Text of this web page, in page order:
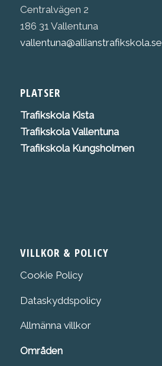
Centralvägen 2
186 31 Vallentuna
vallentuna@allianstrafikskola.se
PLATSER
Trafikskola Kista
Trafikskola Vallentuna
Trafikskola Kungsholmen
VILLKOR & POLICY
Cookie Policy
Dataskyddspolicy
Allmänna villkor
Områden